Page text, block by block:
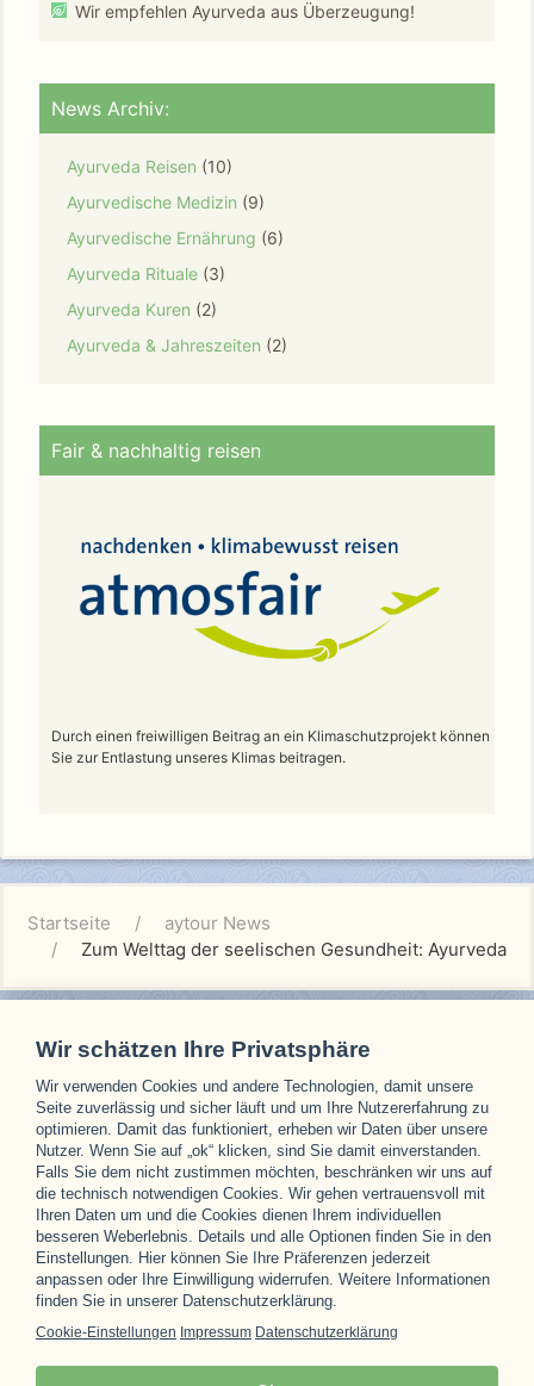
Wir empfehlen Ayurveda aus Überzeugung!
News Archiv:
Ayurveda Reisen (10)
Ayurvedische Medizin (9)
Ayurvedische Ernährung (6)
Ayurveda Rituale (3)
Ayurveda Kuren (2)
Ayurveda & Jahreszeiten (2)
Fair & nachhaltig reisen
Durch einen freiwilligen Beitrag an ein Klimaschutzprojekt können
Sie zur Entlastung unseres Klimas beitragen.
Startseite
aytour News
Zum Welttag der seelischen Gesundheit: Ayurveda
Unsere Partner
Wir schätzen Ihre Privatsphäre
Wir verwenden Cookies und andere Technologien, damit unsere
Seite zuverlässig und sicher läuft und um Ihre Nutzererfahrung zu
optimieren. Damit das funktioniert, erheben wir Daten über unsere
Nutzer. Wenn Sie auf „ok“ klicken, sind Sie damit einverstanden.
Falls Sie dem nicht zustimmen möchten, beschränken wir uns auf
die technisch notwendigen Cookies. Wir gehen vertrauensvoll mit
Ihren Daten um und die Cookies dienen Ihrem individuellen
besseren Weberlebnis. Details und alle Optionen finden Sie in den
Einstellungen. Hier können Sie Ihre Präferenzen jederzeit
anpassen oder Ihre Einwilligung widerrufen. Weitere Informationen
finden Sie in unserer Datenschutzerklärung.
Cookie-Einstellungen Impressum Datenschutzerklärung